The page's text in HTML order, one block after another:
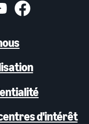
d'intérêt